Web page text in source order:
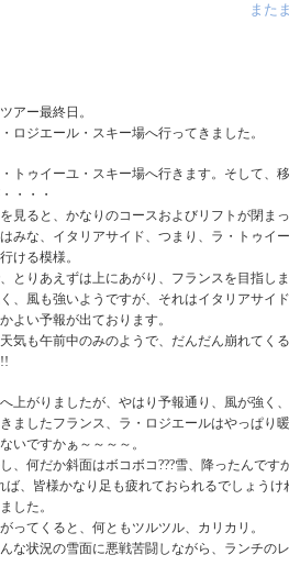
また
アー最終日。
ロジエール・スキー場へ行ってきました。
トゥイーユ・スキー場へ行きます。そして、
・・・
見ると、かなりのコースおよびリフトが閉まっ
みな、イタリアサイド、つまり、ラ・トゥイ
ける模様。
とりあえずは上にあがり、フランスを目指しま
、風も強いようですが、それはイタリアサイ
よい予報が出ております。
気も午前中のみのようで、だんだん崩れてく
上がりましたが、やはり予報通り、風が強く
ましたフランス、ラ・ロジエールはやっぱり暖
いですかぁ～～～～。
、何だか斜面はボコボコ???雪、降ったんです
ば、皆様かなり足も疲れておられるでしょうけ
した。
ってくると、何ともツルツル、カリカリ。
な状況の雪面に悪戦苦闘しながら、ランチの